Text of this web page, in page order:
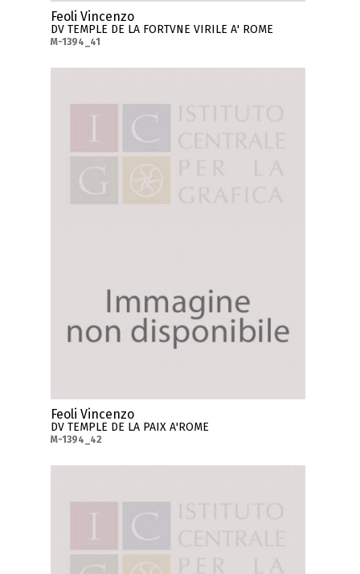
Feoli Vincenzo
DV TEMPLE DE LA FORTVNE VIRILE A' ROME
M-1394_41
Feoli Vincenzo
DV TEMPLE DE LA PAIX A'ROME
M-1394_42